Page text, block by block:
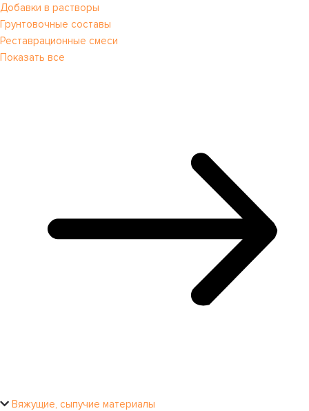
Добавки в растворы
Грунтовочные составы
Реставрационные смеси
Показать все
Вяжущие, сыпучие материалы